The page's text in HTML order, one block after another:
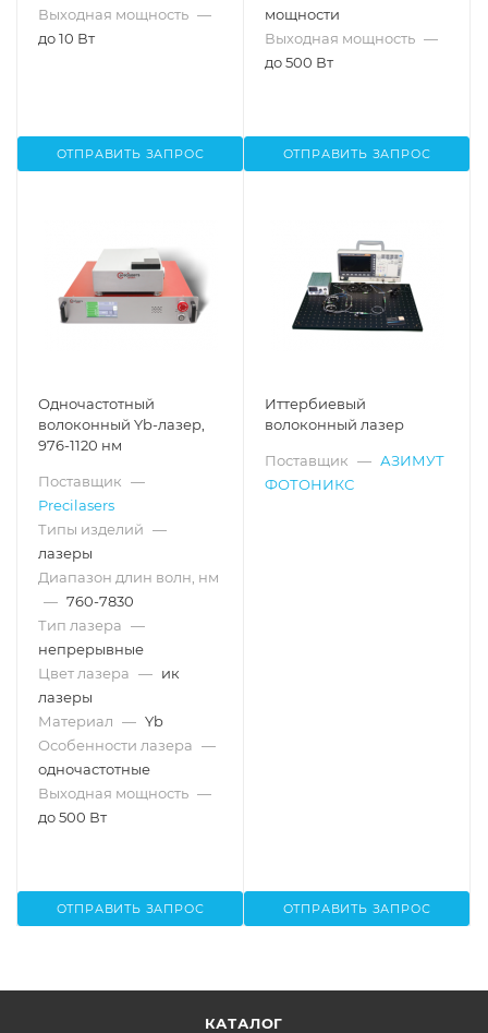
Выходная мощность —
до 10 Вт
ОТПРАВИТЬ ЗАПРОС
мощности
Выходная мощность —
до 500 Вт
ОТПРАВИТЬ ЗАПРОС
Одночастотный
волоконный Yb-лазер,
976-1120 нм
Поставщик —
Precilasers
Типы изделий —
лазеры
Диапазон длин волн, нм
— 760-7830
Тип лазера —
непрерывные
Цвет лазера — ик
лазеры
Материал — Yb
Особенности лазера —
одночастотные
Выходная мощность —
до 500 Вт
ОТПРАВИТЬ ЗАПРОС
Иттербиевый
волоконный лазер
Поставщик — АЗИМУТ
ФОТОНИКС
ОТПРАВИТЬ ЗАПРОС
КАТАЛОГ